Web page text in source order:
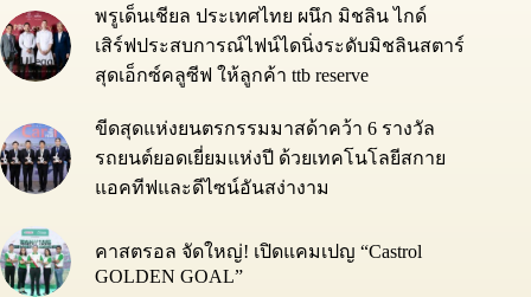
พรูเด็นเชียล ประเทศไทย ผนึก มิชลิน ไกด์
เสิร์ฟประสบการณ์ไฟน์ไดนิ่งระดับมิชลินสตาร์
สุดเอ็กซ์คลูซีฟ ให้ลูกค้า ttb reserve
ขีดสุดแห่งยนตรกรรมมาสด้าคว้า 6 รางวัล
รถยนต์ยอดเยี่ยมแห่งปี ด้วยเทคโนโลยีสกาย
แอคทีฟและดีไซน์อันสง่างาม
คาสตรอล จัดใหญ่! เปิดแคมเปญ “Castrol
GOLDEN GOAL”